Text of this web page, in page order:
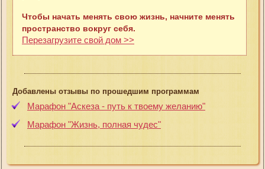
Чтобы начать менять свою жизнь, начните менять
пространство вокруг себя.
Перезагрузите свой дом >>
Добавлены отзывы по прошедшим программам
Марафон "Аскеза - путь к твоему желанию"
Марафон "Жизнь, полная чудес"